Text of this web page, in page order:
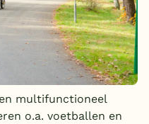
multifunctioneel
o.a. voetballen en